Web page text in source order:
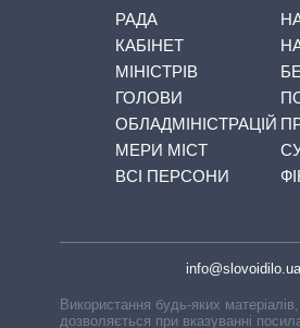
РАДА
КАБІНЕТ
МІНІСТРІВ
ГОЛОВИ
ОБЛАДМІНІСТРАЦІЙ
МЕРИ МІСТ
ВСІ ПЕРСОНИ
info@slovoidilo.ua
Використання будь-яких
дозволяється при вказуванні